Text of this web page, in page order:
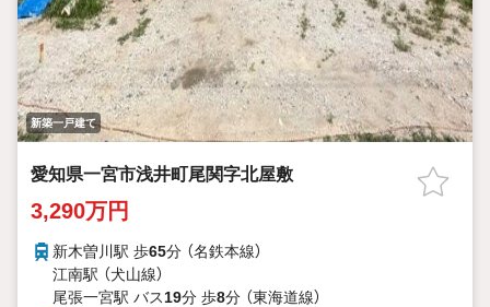
新築一戸建て
愛知県一宮市浅井町尾関字北屋敷
3,290万円
新木曽川駅 歩65分 （名鉄本線）
江南駅 （犬山線）
尾張一宮駅 バス19分 歩8分 （東海道線）